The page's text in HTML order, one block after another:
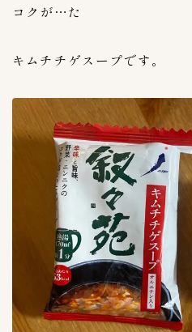
李朝園 0
産地 64
インドネシア 1
ベトナム 2
中国 3
国産
韓国
70
えんがわキムチ 1
くらげキムチ 1
コクが…た
キムチチゲスープです。